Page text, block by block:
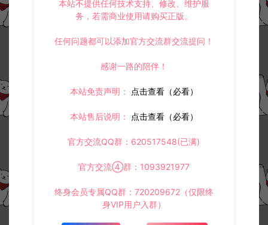
此资源下载价格为 30 星钻，请先 登录
©版权免责声明
本站资源售价只是赞助，收取费用仅维持本站的日常运营所需。
若您需要商业运营或用于其他商业活动，请您购买正版授权并合法
如果本站有侵犯、不妥之处的资源，请在网站右边客服联系我们。
本站不提供任何技术支持、修改、维护服
务，若需商业使用请购买正版。
任何问题都可以添加官方交流群交流提问！
感谢一路的陪伴！
本站免责声明： 点击查看（必看）
本站售后说明： 点击查看（必看）
官方交流QQ群：620517548(已满)
官方交流④群：1093921977
终身会员专属QQ群：720209672（仅限终
身VIP用户入群）